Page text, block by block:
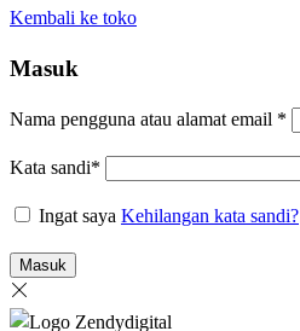
Kembali ke toko
Masuk
Nama pengguna atau alamat email *
Kata sandi*
Ingat saya Kehilangan kata sandi?
Masuk